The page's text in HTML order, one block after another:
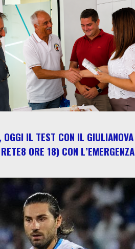
OGGI IL TEST CON IL GIULIANOVA
ORE 18) CON L’EMERGENZA